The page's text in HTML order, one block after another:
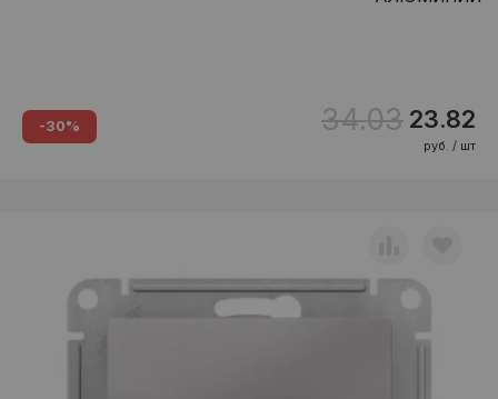
-30% 34.03 23.82
руб. / шт